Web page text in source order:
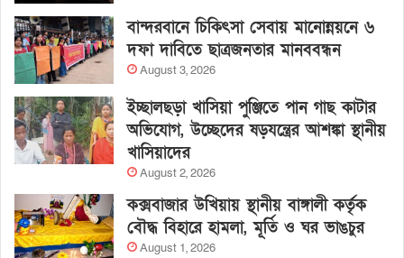
বান্দরবানে চিকিৎসা সেবায় মানোন্নয়নে ৬
দফা দাবিতে ছাত্রজনতার মানববন্ধন
August 3, 2026
ইচ্ছালছড়া খাসিয়া পুঞ্জিতে পান গাছ কাটার
অভিযোগ, উচ্ছেদের ষড়যন্ত্রের আশঙ্কা স্থানীয়
খাসিয়াদের
August 2, 2026
কক্সবাজার উখিয়ায় স্থানীয় বাঙ্গালী কর্তৃক
বৌদ্ধ বিহারে হামলা, মূর্তি ও ঘর ভাঙচুর
August 1, 2026